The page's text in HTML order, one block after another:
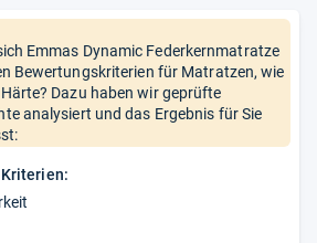
Emmas Dynamic Federkernmatratze
Bewertungskriterien für Matratzen, wie
Dazu haben wir geprüfte
analysiert und das Ergebnis für Sie